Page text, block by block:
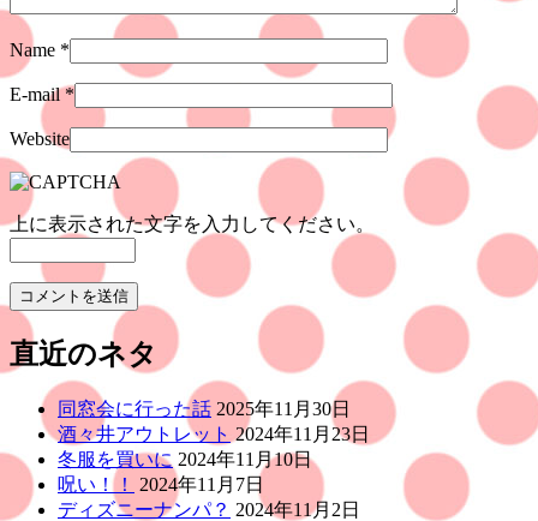
Name *
E-mail *
Website
上に表示された文字を入力してください。
直近のネタ
同窓会に行った話 2025年11月30日
酒々井アウトレット 2024年11月23日
冬服を買いに 2024年11月10日
呪い！！
2024年11月7日
ディズニーナンパ？ 2024年11月2日